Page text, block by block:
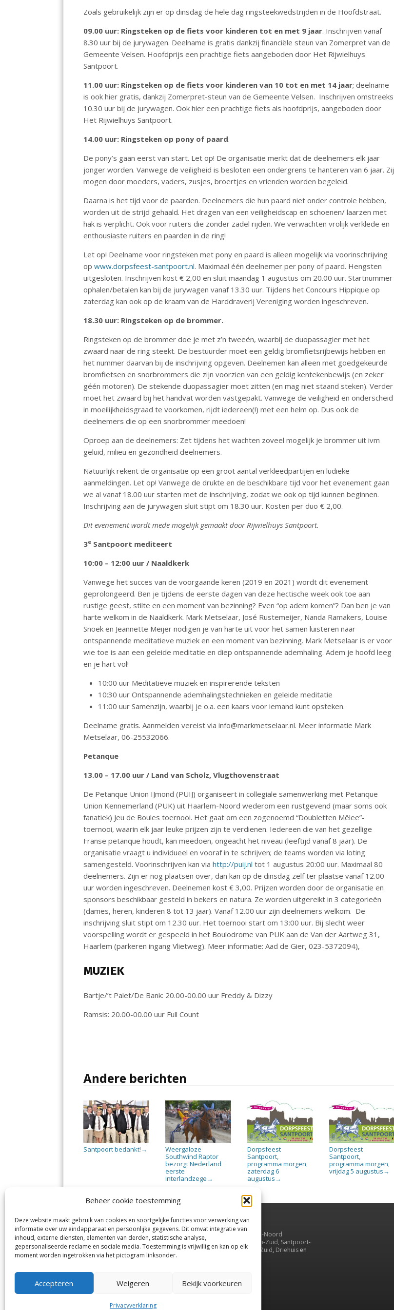
Beheer cookie toestemming
Deze website maakt gebruik van cookies en soortgelijke functies voor verwerking van
informatie over uw eindapparaat en persoonlijke gegevens. Dit omvat integratie van
inhoud, externe diensten, elementen van derden, statistische analyse,
gepersonaliseerde reclame en sociale media. Toestemming is vrijwillig en kan op elk
moment worden ingetrokken via het pictogram linksonder.
Accepteren Weigeren Bekijk voorkeuren
Privacyverklaring
o
o
k
A
p
p
dI
n
Zoals gebruikelijk zijn er op dinsdag de hele dag ringsteekwedstrijden in de Hoofdstraat.
09.00 uur: Ringsteken op de fiets voor kinderen tot en met 9 jaar. Inschrijven vanaf
8.30 uur bij de jurywagen. Deelname is gratis dankzij financiële steun van Zomerpret van de
Gemeente Velsen. Hoofdprijs een prachtige fiets aangeboden door Het Rijwielhuys
Santpoort.
11.00 uur: Ringsteken op de fiets voor kinderen van 10 tot en met 14 jaar; deelname
is ook hier gratis, dankzij Zomerpret-steun van de Gemeente Velsen. Inschrijven omstreeks
10.30 uur bij de jurywagen. Ook hier een prachtige fiets als hoofdprijs, aangeboden door
Het Rijwielhuys Santpoort.
14.00 uur: Ringsteken op pony of paard.
De pony’s gaan eerst van start. Let op! De organisatie merkt dat de deelnemers elk jaar
jonger worden. Vanwege de veiligheid is besloten een ondergrens te hanteren van 6 jaar. Zij
mogen door moeders, vaders, zusjes, broertjes en vrienden worden begeleid.
Daarna is het tijd voor de paarden. Deelnemers die hun paard niet onder controle hebben,
worden uit de strijd gehaald. Het dragen van een veiligheidscap en schoenen/ laarzen met
hak is verplicht. Ook voor ruiters die zonder zadel rijden. We verwachten vrolijk verklede en
enthousiaste ruiters en paarden in de ring!
Let op! Deelname voor ringsteken met pony en paard is alleen mogelijk via voorinschrijving
opwww.dorpsfeest-santpoort.nl. Maximaal één deelnemer per pony of paard. Hengsten
uitgesloten. Inschrijven kost € 2,00 en sluit maandag 1 augustus om 20.00 uur. Startnummer
ophalen/betalen kan bij de jurywagen vanaf 13.30 uur. Tijdens het Concours Hippique op
zaterdag kan ook op de kraam van de Harddraverij Vereniging worden ingeschreven.
18.30 uur: Ringsteken op de brommer.
Ringsteken op de brommer doe je met z’n tweeën, waarbij de duopassagier met het
zwaard naar de ring steekt. De bestuurder moet een geldig bromfietsrijbewijs hebben en
het nummer daarvan bij de inschrijving opgeven. Deelnemen kan alleen met goedgekeurde
bromfietsen en snorbrommers die zijn voorzien van een geldig kentekenbewijs (en zeker
géén motoren). De stekende duopassagier moet zitten (en mag niet staand steken). Verder
moet het zwaard bij het handvat worden vastgepakt. Vanwege de veiligheid en onderscheid
in moeilijkheidsgraad te voorkomen, rijdt iedereen(!) met een helm op. Dus ook de
deelnemers die op een snorbrommer meedoen!
Oproep aan de deelnemers: Zet tijdens het wachten zoveel mogelijk je brommer uit ivm
geluid, milieu en gezondheid deelnemers.
Natuurlijk rekent de organisatie op een groot aantal verkleedpartijen en ludieke
aanmeldingen. Let op! Vanwege de drukte en de beschikbare tijd voor het evenement gaan
we al vanaf 18.00 uur starten met de inschrijving, zodat we ook op tijd kunnen beginnen.
Inschrijving aan de jurywagen sluit stipt om 18.30 uur. Kosten per duo € 2,00.
Dit evenement wordt mede mogelijk gemaakt door Rijwielhuys Santpoort.
3e Santpoort mediteert
10:00 – 12:00 uur / Naaldkerk
Vanwege het succes van de voorgaande keren (2019 en 2021) wordt dit evenement
geprolongeerd. Ben je tijdens de eerste dagen van deze hectische week ook toe aan
rustige geest, stilte en een moment van bezinning? Even “op adem komen”? Dan ben je van
harte welkom in de Naaldkerk. Mark Metselaar, José Rustemeijer, Nanda Ramakers, Louise
Snoek en Jeannette Meijer nodigen je van harte uit voor het samen luisteren naar
ontspannende meditatieve muziek en een moment van bezinning. Mark Metselaar is er voor
wie toe is aan een geleide meditatie en diep ontspannende ademhaling. Adem je hoofd leeg
en je hart vol!
10:00 uur Meditatieve muziek en inspirerende teksten
10:30 uur Ontspannende ademhalingstechnieken en geleide meditatie
11:00 uur Samenzijn, waarbij je o.a. een kaars voor iemand kunt opsteken.
Deelname gratis. Aanmelden vereist via info@markmetselaar.nl. Meer informatie Mark
Metselaar, 06-25532066.
Petanque
13.00 – 17.00 uur / Land van Scholz, Vlugthovenstraat
De Petanque Union IJmond (PUIJ) organiseert in collegiale samenwerking met Petanque
Union Kennemerland (PUK) uit Haarlem-Noord wederom een rustgevend (maar soms ook
fanatiek) Jeu de Boules toernooi. Het gaat om een zogenoemd “Doubletten Mêlee”-
toernooi, waarin elk jaar leuke prijzen zijn te verdienen. Iedereen die van het gezellige
Franse petanque houdt, kan meedoen, ongeacht het niveau (leeftijd vanaf 8 jaar). De
organisatie vraagt u individueel en vooraf in te schrijven; de teams worden via loting
samengesteld. Voorinschrijven kan viahttp://puij.nl tot 1 augustus 20:00 uur. Maximaal 80
deelnemers. Zijn er nog plaatsen over, dan kan op de dinsdag zelf ter plaatse vanaf 12.00
uur worden ingeschreven. Deelnemen kost € 3,00. Prijzen worden door de organisatie en
sponsors beschikbaar gesteld in bekers en natura. Ze worden uitgereikt in 3 categorieën
(dames, heren, kinderen 8 tot 13 jaar). Vanaf 12.00 uur zijn deelnemers welkom. De
inschrijving sluit stipt om 12.30 uur. Het toernooi start om 13:00 uur. Bij slecht weer
voorspelling wordt er gespeeld in het Boulodrome van PUK aan de Van der Aartweg 31,
Haarlem (parkeren ingang Vlietweg). Meer informatie: Aad de Gier, 023-5372094),
MUZIEK
Bartje/’t Palet/De Bank: 20.00-00.00 uur Freddy & Dizzy
Ramsis: 20.00-00.00 uur Full Count
Andere berichten
Santpoort bedankt! →
Weergaloze
Southwind Raptor
bezorgt Nederland
eerste
interlandzege →
Dorpsfeest
Santpoort,
programma morgen,
zaterdag 6
augustus →
Dorpsfeest
Santpoort,
programma morgen,
vrijdag 5 augustus →
Jutter | Hofgeest
Margadantstraat 34
1976 DN IJmuiden
0255-533900
IJmuiden,
Velsen-Noord
Velserbroek
,Velsen-Zuid, Santpoort-
Noord, Santpoort-Zuid, Driehuisen